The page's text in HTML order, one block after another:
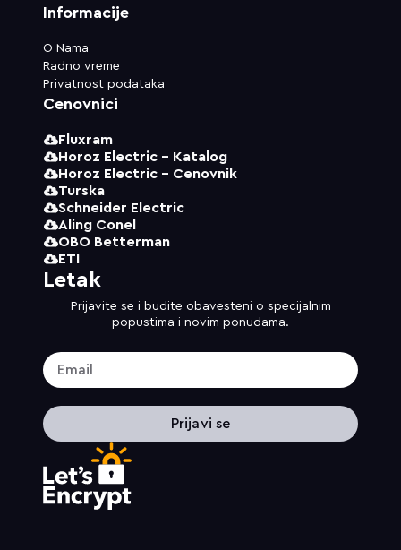
Informacije
O Nama
Radno vreme
Privatnost podataka
Cenovnici
Fluxram
Horoz Electric - Katalog
Horoz Electric - Cenovnik
Turska
Schneider Electric
Aling Conel
OBO Betterman
ETI
Letak
Prijavite se i budite obavesteni o specijalnim
popustima i novim ponudama.
Prijavi se